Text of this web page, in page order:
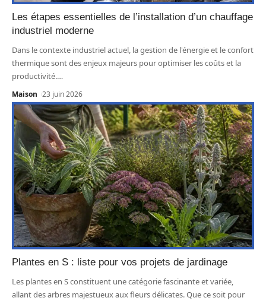
Les étapes essentielles de l’installation d’un chauffage
industriel moderne
Dans le contexte industriel actuel, la gestion de l'énergie et le confort
thermique sont des enjeux majeurs pour optimiser les coûts et la
productivité.…
Maison 23 juin 2026
Plantes en S : liste pour vos projets de jardinage
Les plantes en S constituent une catégorie fascinante et variée,
allant des arbres majestueux aux fleurs délicates. Que ce soit pour